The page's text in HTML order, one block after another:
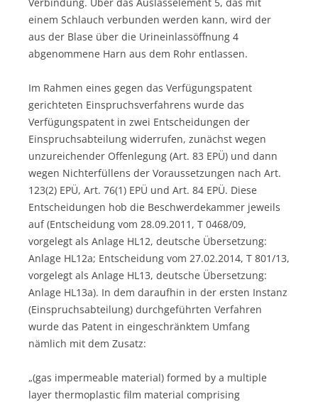
einem Schlauch verbunden werden kann, wird der
aus der Blase über die Urineinlassöffnung 4
abgenommene Harn aus dem Rohr entlassen.
Im Rahmen eines gegen das Verfügungspatent
gerichteten Einspruchsverfahrens wurde das
Verfügungspatent in zwei Entscheidungen der
Einspruchsabteilung widerrufen, zunächst wegen
unzureichender Offenlegung (Art. 83 EPÜ) und dann
wegen Nichterfüllens der Voraussetzungen nach Art.
123(2) EPÜ, Art. 76(1) EPÜ und Art. 84 EPÜ. Diese
Entscheidungen hob die Beschwerdekammer jeweils
auf (Entscheidung vom 28.09.2011, T 0468/09,
vorgelegt als Anlage HL12, deutsche Übersetzung:
Anlage HL12a; Entscheidung vom 27.02.2014, T 801/13,
vorgelegt als Anlage HL13, deutsche Übersetzung:
Anlage HL13a). In dem daraufhin in der ersten Instanz
(Einspruchsabteilung) durchgeführten Verfahren
wurde das Patent in eingeschränktem Umfang
nämlich mit dem Zusatz:
„(gas impermeable material) formed by a multiple
layer thermoplastic film material comprising